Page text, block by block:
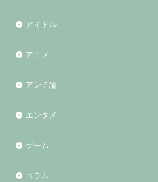
アイドル
アニメ
アンチ論
エンタメ
ゲーム
コラム